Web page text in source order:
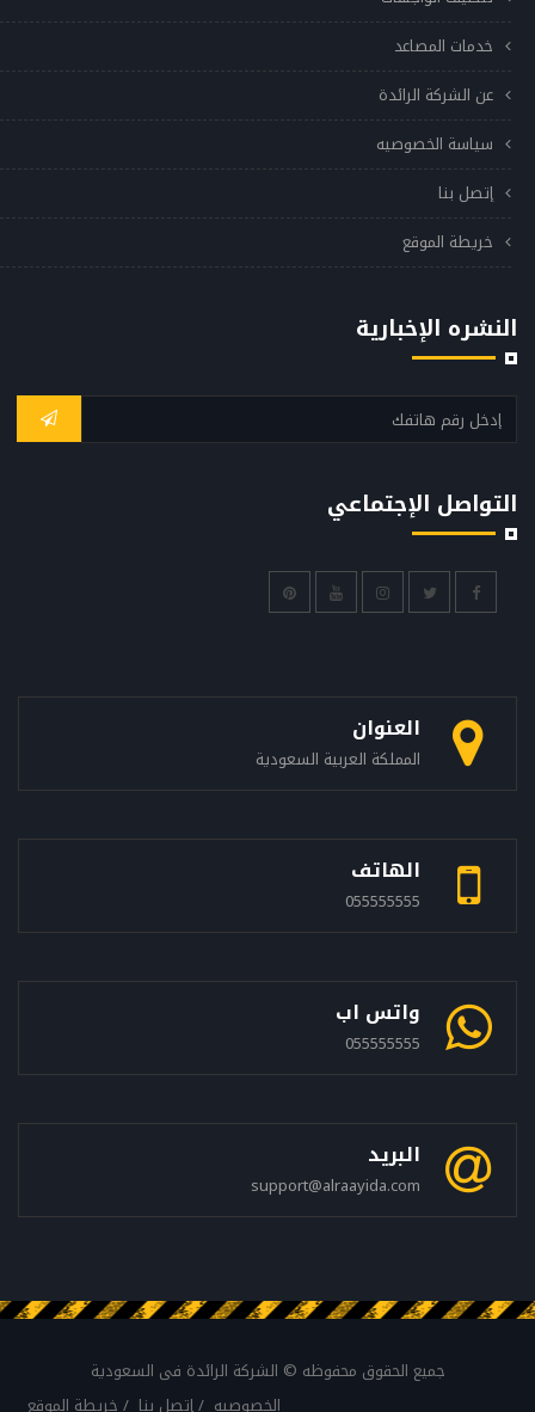
خدمات المصاعد
عن الشركة الرائدة
سياسة الخصوصيه
إتصل بنا
خريطة الموقع
النشره الإخبارية
التواصل الإجتماعي
العنوان
المملكة العربية السعودية
الهاتف
055555555
واتس اب
055555555
البريد
support@alraayida.com
جميع الحقوق محفوظه © الشركة الرائدة فى السعودية
الخصوصيه
إتصل بنا خريطة الموقع